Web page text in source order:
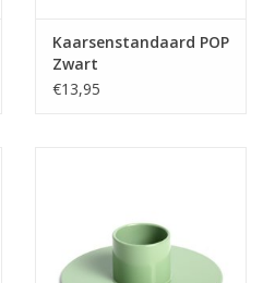
Kaarsenstandaard POP
Zwart
€13,95